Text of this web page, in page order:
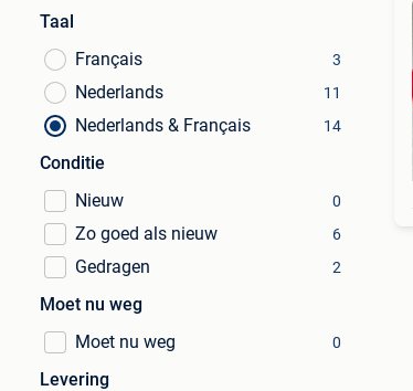
Taal
Français
3
Nederlands 11
Nederlands & Français 14
Conditie
Nieuw
0
Zo goed als nieuw 6
Gedragen 2
Moet nu weg
Moet nu weg
0
Levering